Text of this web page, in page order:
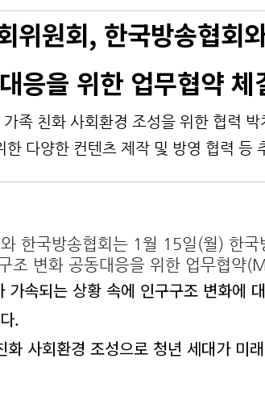
위원회, 한국방송협회
응을 위한 업무협약 체
족 친화 사회환경 조성을 위한 협력 박
다양한 컨텐츠 제작 및 방영 협력 등
와 한국방송협회는 1월 15일(월)
조 변화 공동대응을 위한 업무협약
속되는 상황 속에 인구구조 변화에
.
사회환경 조성으로 청년 세대가 미